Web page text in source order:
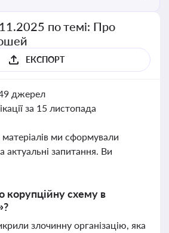
по темі: Про
ЕКСПОРТ
джерел
за 15 листопада
матеріалів ми сформували
актуальні запитання. Ви
корупційну схему в
злочинну організацію, яка